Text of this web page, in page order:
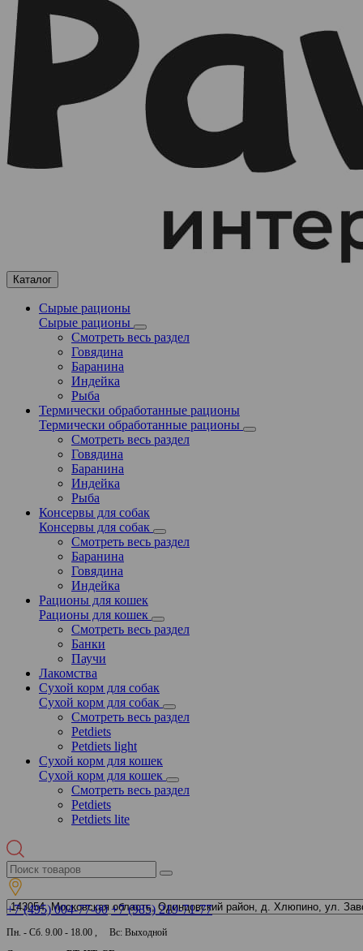
Каталог
Сырые рационы
Сырые рационы
Смотреть весь раздел
Говядина
Баранина
Индейка
Рыба
Термически обработанные рационы
Термически обработанные рационы
Смотреть весь раздел
Говядина
Баранина
Индейка
Рыба
Консервы для собак
Консервы для собак
Смотреть весь раздел
Баранина
Говядина
Индейка
Рационы для кошек
Рационы для кошек
Смотреть весь раздел
Банки
Паучи
Лакомства
Сухой корм для собак
Сухой корм для собак
Смотреть весь раздел
Petdiets
Petdiets light
Сухой корм для кошек
Сухой корм для кошек
Смотреть весь раздел
Petdiets
Petdiets lite
+7 (495) 004-77-00 +7 (985) 219-71-77
Пн. - Сб. 9.00 - 18.00 , Вс: Выходной